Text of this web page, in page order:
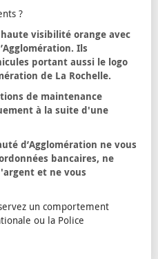
?
visibilité orange avec
Ils
portant aussi le logo
de La Rochelle.
de maintenance
à la suite d'une
d’Agglomération ne vous
bancaires, ne
et ne vous
un comportement
ou la Police